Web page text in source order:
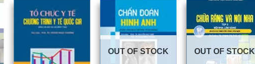
OUT OF STOCK OUT OF STOCK